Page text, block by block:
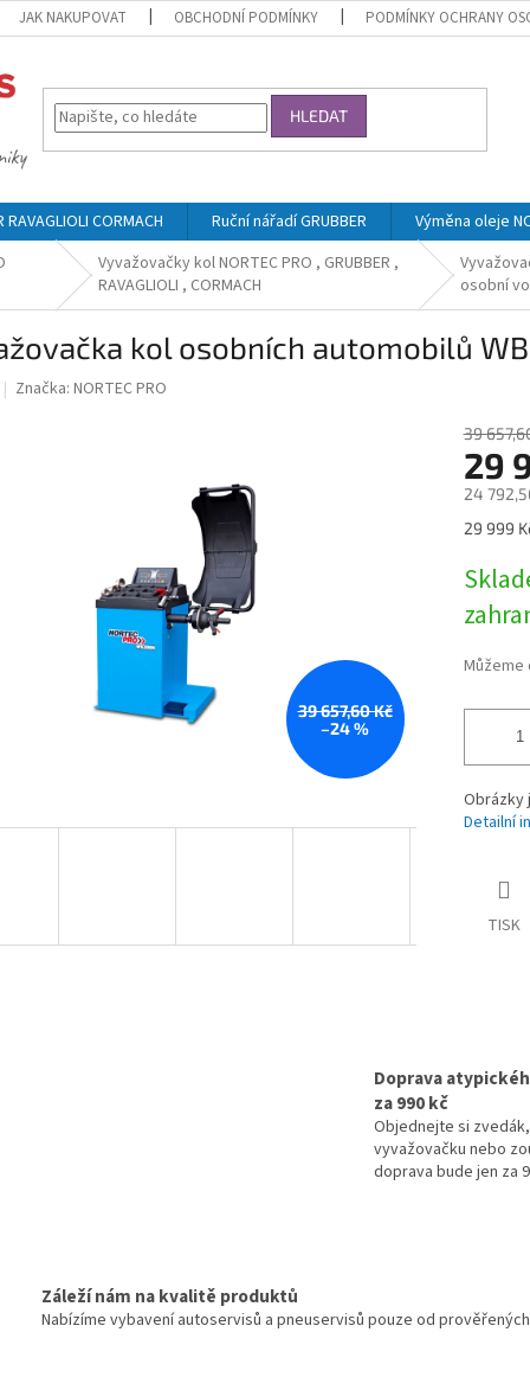
JAK NAKUPOVAT OBCHODNÍ PODMÍNKY PODMÍNKY OCHRANY
HLEDAT
CORMACH Ruční nářadí GRUBBER Výměna oleje
Vyvažovačky kol NORTEC PRO , GRUBBER ,
RAVAGLIOLI , CORMACH
osobní
kol osobních automobilů
Značka: NORTEC PRO
39 657,60 Kč
–24 %
39
29
24
Měrná
29 999
Můžeme
Obrázky
Detailní
TISK
Doprava
za 990 kč
Objednejte si zvedák,
vyvažovačku nebo
doprava bude jen za
Záleží nám na kvalitě produktů
Nabízíme vybavení autoservisů a pneuservisů pouze od